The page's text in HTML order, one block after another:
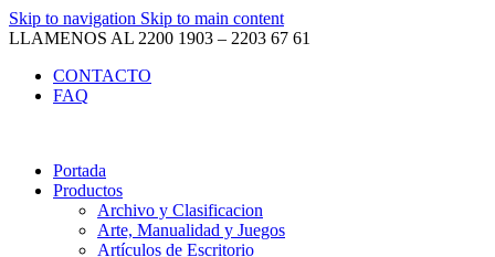
Skip to navigation Skip to main content
LLAMENOS AL 2200 1903 – 2203 67 61
CONTACTO
FAQ
Portada
Productos
Archivo y Clasificacion
Arte, Manualidad y Juegos
Artículos de Escritorio